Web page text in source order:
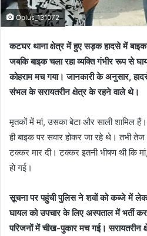
Oplus_131072
कटघर थाना क्षेत्र में हुए सड़क हादसे में बाइक
जबकि बाइक चला रहा व्यक्ति गंभीर रूप से
कोहराम मच गया। जानकारी के अनुसार,
संभल के सरायतरीन क्षेत्र के रहने वाले थे।
मृतकों में मां, उसका बेटा और साली शामिल हैं।
ही बाइक पर सवार होकर जा रहे थे। तभी
टक्कर मार दी। टक्कर इतनी भीषण थी कि
हो गई।
सूचना पर पहुंची पुलिस ने शवों को कब्जे में
घायल को उपचार के लिए अस्पताल में भर्ती
परिजनों में चीख-पुकार मच गई। सरायतरीन